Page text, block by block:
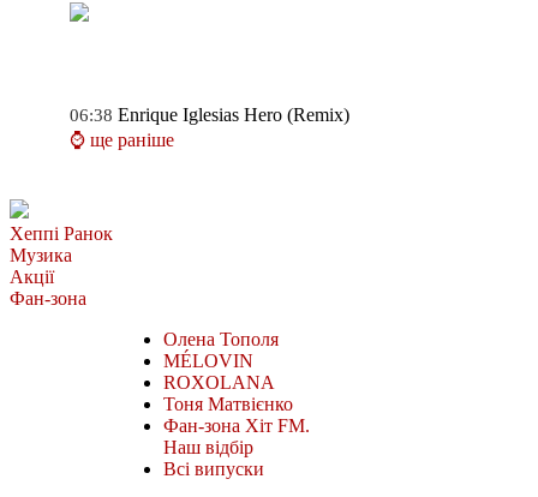
06:38 Enrique Iglesias Hero (Remix)
⌚ ще раніше
Хеппі Ранок
Музика
Акції
Фан-зона
Олена Тополя
MÉLOVIN
ROXOLANA
Тоня Матвієнко
Фан-зона Хіт FM.
Наш відбір
Всі випуски